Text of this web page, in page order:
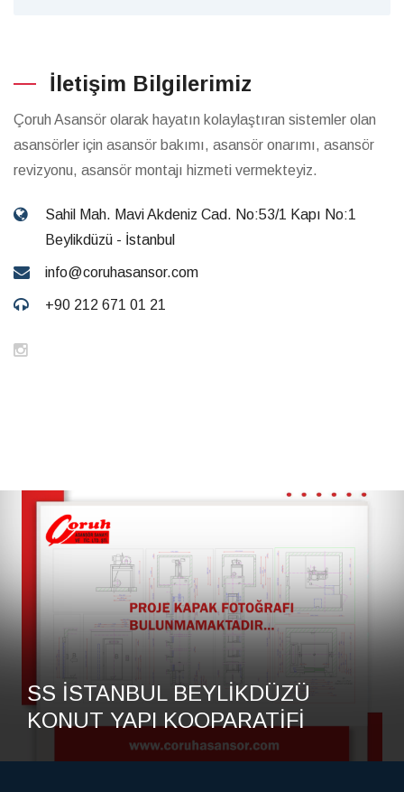
İletişim Bilgilerimiz
Çoruh Asansör olarak hayatın kolaylaştıran sistemler olan
asansörler için asansör bakımı, asansör onarımı, asansör
revizyonu, asansör montajı hizmeti vermekteyiz.
Sahil Mah. Mavi Akdeniz Cad. No:53/1 Kapı No:1
Beylikdüzü - İstanbul
info@coruhasansor.com
+90 212 671 01 21
BEYLİKDÜZÜ
YAPI KOOPARATİFİ